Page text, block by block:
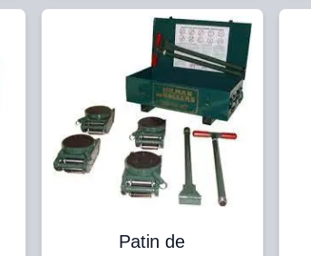
Patin de